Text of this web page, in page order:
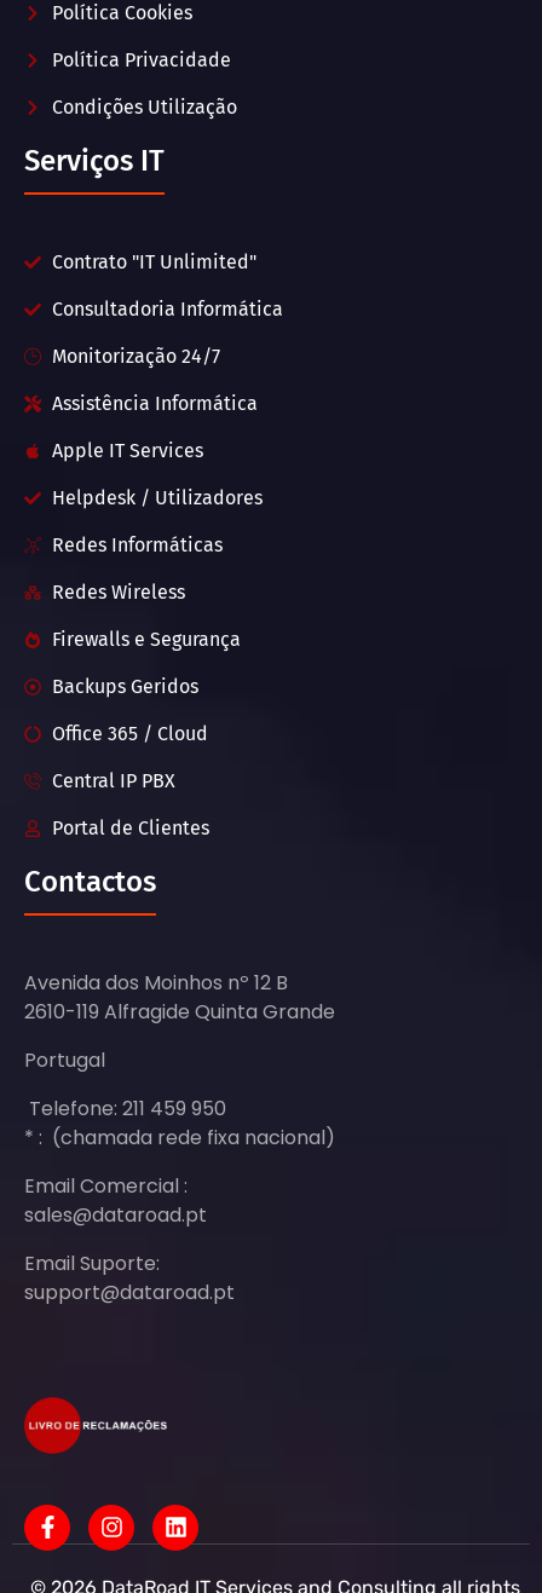
Política Cookies
Política Privacidade
Condições Utilização
Serviços IT
Contrato "IT Unlimited"
Consultadoria Informática
Monitorização 24/7
Assistência Informática
Apple IT Services
Helpdesk / Utilizadores
Redes Informáticas
Redes Wireless
Firewalls e Segurança
Backups Geridos
Office 365 / Cloud
Central IP PBX
Portal de Clientes
Contactos
Avenida dos Moinhos nº 12 B
2610-119 Alfragide Quinta Grande
Portugal
Telefone: 211 459 950
* : (chamada rede fixa nacional)
Email Comercial :
sales@dataroad.pt
Email Suporte:
support@dataroad.pt
© 2026 DataRoad IT Services and Consulting all rights